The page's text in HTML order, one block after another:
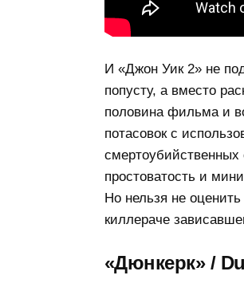
И «Джон Уик 2» не
попусту, а вместо
половина фильма и
потасовок с
смертоубийственных
простоватость и
Но нельзя не
киллераче
«Дюнкерк» /